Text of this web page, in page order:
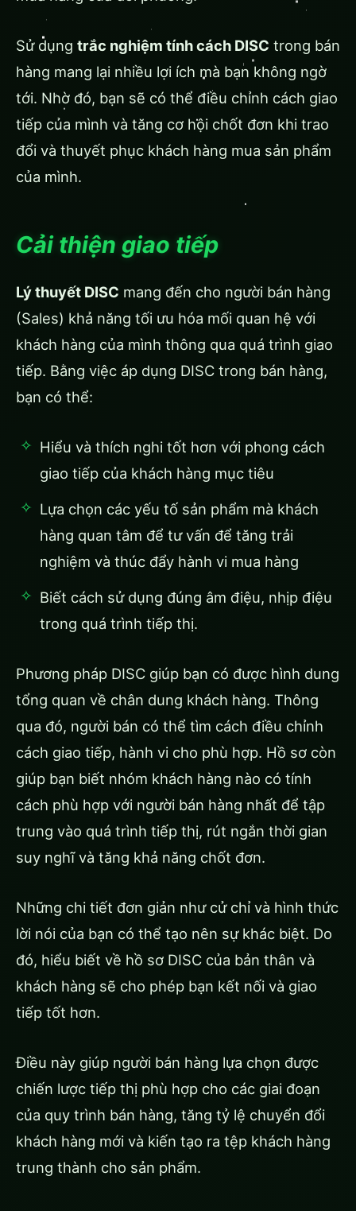
Sử dụng trắc nghiệm tính cách DISC trong bán
hàng mang lại nhiều lợi ích mà bạn không ngờ
tới. Nhờ đó, bạn sẽ có thể điều chỉnh cách giao
tiếp của mình và tăng cơ hội chốt đơn khi trao
đổi và thuyết phục khách hàng mua sản phẩm
của mình.
Cải thiện giao tiếp
Lý thuyết DISC mang đến cho người bán hàng
(Sales) khả năng tối ưu hóa mối quan hệ với
khách hàng của mình thông qua quá trình giao
tiếp. Bằng việc áp dụng DISC trong bán hàng,
bạn có thể:
Hiểu và thích nghi tốt hơn với phong cách
giao tiếp của khách hàng mục tiêu
Lựa chọn các yếu tố sản phẩm mà khách
hàng quan tâm để tư vấn để tăng trải
nghiệm và thúc đẩy hành vi mua hàng
Biết cách sử dụng đúng âm điệu, nhịp điệu
trong quá trình tiếp thị.
Phương pháp DISC giúp bạn có được hình dung
tổng quan về chân dung khách hàng. Thông
qua đó, người bán có thể tìm cách điều chỉnh
cách giao tiếp, hành vi cho phù hợp. Hồ sơ còn
giúp bạn biết nhóm khách hàng nào có tính
cách phù hợp với người bán hàng nhất để tập
trung vào quá trình tiếp thị, rút ngắn thời gian
suy nghĩ và tăng khả năng chốt đơn.
Những chi tiết đơn giản như cử chỉ và hình thức
lời nói của bạn có thể tạo nên sự khác biệt. Do
đó, hiểu biết về hồ sơ DISC của bản thân và
khách hàng sẽ cho phép bạn kết nối và giao
tiếp tốt hơn.
Điều này giúp người bán hàng lựa chọn được
chiến lược tiếp thị phù hợp cho các giai đoạn
của quy trình bán hàng, tăng tỷ lệ chuyển đổi
khách hàng mới và kiến tạo ra tệp khách hàng
trung thành cho sản phẩm.